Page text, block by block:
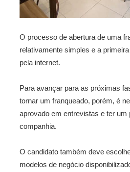
O processo de abertura de uma
relativamente simples e a
pela internet.
Para avançar para as próximas
tornar um franqueado, porém, é
aprovado em entrevistas e ter um
companhia.
O candidato também deve
modelos de negócio